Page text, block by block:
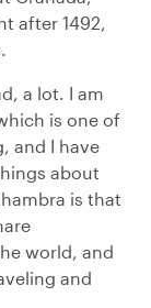
after 1492,
a lot. I am
is one of
and I have
about
is that
world, and
and